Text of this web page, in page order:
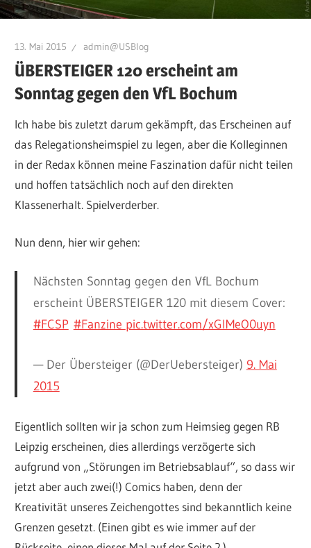
13. Mai 2015 admin@USBlog
ÜBERSTEIGER 120 erscheint am
Sonntag gegen den VfL Bochum
Ich habe bis zuletzt darum gekämpft, das Erscheinen auf
das Relegationsheimspiel zu legen, aber die Kolleginnen
in der Redax können meine Faszination dafür nicht teilen
und hoffen tatsächlich noch auf den direkten
Klassenerhalt. Spielverderber.
Nun denn, hier wir gehen:
Nächsten Sonntag gegen den VfL Bochum
erscheint ÜBERSTEIGER 120 mit diesem Cover:
#FCSP #Fanzine pic.twitter.com/xGlMeO0uyn
— Der Übersteiger (@DerUebersteiger) 9. Mai
2015
Eigentlich sollten wir ja schon zum Heimsieg gegen RB
Leipzig erscheinen, dies allerdings verzögerte sich
aufgrund von „Störungen im Betriebsablauf“, so dass wir
jetzt aber auch zwei(!) Comics haben, denn der
Kreativität unseres Zeichengottes sind bekanntlich keine
Grenzen gesetzt. (Einen gibt es wie immer auf der